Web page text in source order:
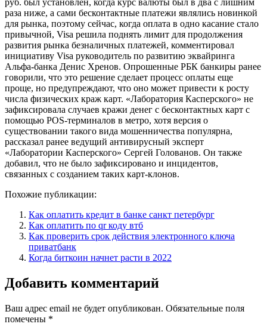
руб. был установлен, когда курс валюты был в два с лишним
раза ниже, а сами бесконтактные платежи являлись новинкой
для рынка, поэтому сейчас, когда оплата в одно касание стало
привычной, Visa решила поднять лимит для продолжения
развития рынка безналичных платежей, комментировал
инициативу Visa руководитель по развитию эквайринга
Альфа-банка Денис Хренов. Опрошенные РБК банкиры ранее
говорили, что это решение сделает процесс оплаты еще
проще, но предупреждают, что оно может привести к росту
числа физических краж карт. «Лаборатория Касперского» не
зафиксировала случаев кражи денег с бесконтактных карт с
помощью POS-терминалов в метро, хотя версия о
существовании такого вида мошенничества популярна,
рассказал ранее ведущий антивирусный эксперт
«Лаборатории Касперского» Сергей Голованов. Он также
добавил, что не было зафиксировано и инцидентов,
связанных с созданием таких карт-клонов.
Похожие публикации:
Как оплатить кредит в банке санкт петербург
Как оплатить по qr коду втб
Как проверить срок действия электронного ключа
приватбанк
Когда биткоин начнет расти в 2022
Добавить комментарий
Ваш адрес email не будет опубликован. Обязательные поля
помечены *